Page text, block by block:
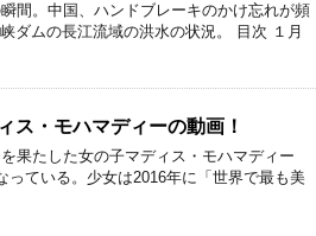
間。中国、ハンドブレーキのかけ忘れが頻
ムの長江流域の洪水の状況。 目次 １月
ス・モハマディーの動画！
果たした女の子マディス・モハマディー
っている。少女は2016年に「世界で最も美